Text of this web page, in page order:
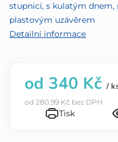
hvězdiček.
stupnicí, s kulatým dnem,
plastovým uzávěrem
Detailní informace
od 340 Kč /
od 280,99 Kč bez DPH
Tisk